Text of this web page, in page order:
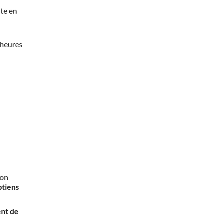
en
de